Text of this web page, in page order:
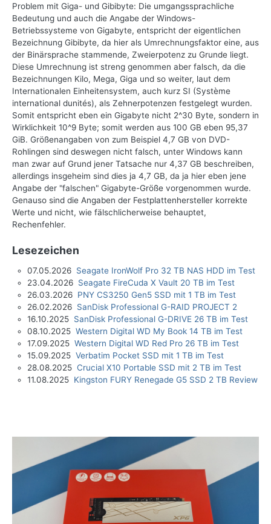
Problem mit Giga- und Gibibyte: Die umgangssprachliche
Bedeutung und auch die Angabe der Windows-
Betriebssysteme von Gigabyte, entspricht der eigentlichen
Bezeichnung Gibibyte, da hier als Umrechnungsfaktor eine, aus
der Binärsprache stammende, Zweierpotenz zu Grunde liegt.
Diese Umrechnung ist streng genommen aber falsch, da die
Bezeichnungen Kilo, Mega, Giga und so weiter, laut dem
Internationalen Einheitensystem, auch kurz SI (Système
international dunités), als Zehnerpotenzen festgelegt wurden.
Somit entspricht eben ein Gigabyte nicht 2^30 Byte, sondern in
Wirklichkeit 10^9 Byte; somit werden aus 100 GB eben 95,37
GiB. Größenangaben von zum Beispiel 4,7 GB von DVD-
Rohlingen sind deswegen nicht falsch, unter Windows kann
man zwar auf Grund jener Tatsache nur 4,37 GB beschreiben,
allerdings insgeheim sind dies ja 4,7 GB, da ja hier eben jene
Angabe der "falschen" Gigabyte-Größe vorgenommen wurde.
Genauso sind die Angaben der Festplattenhersteller korrekte
Werte und nicht, wie fälschlicherweise behauptet,
Rechenfehler.
Lesezeichen
07.05.2026 Seagate IronWolf Pro 32 TB NAS HDD im Test
23.04.2026 Seagate FireCuda X Vault 20 TB im Test
26.03.2026 PNY CS3250 Gen5 SSD mit 1 TB im Test
26.02.2026 SanDisk Professional G-RAID PROJECT 2
16.10.2025 SanDisk Professional G-DRIVE 26 TB im Test
08.10.2025 Western Digital WD My Book 14 TB im Test
17.09.2025 Western Digital WD Red Pro 26 TB im Test
15.09.2025 Verbatim Pocket SSD mit 1 TB im Test
28.08.2025 Crucial X10 Portable SSD mit 2 TB im Test
11.08.2025 Kingston FURY Renegade G5 SSD 2 TB Review